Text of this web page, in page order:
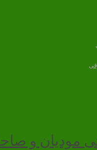
مودیان و